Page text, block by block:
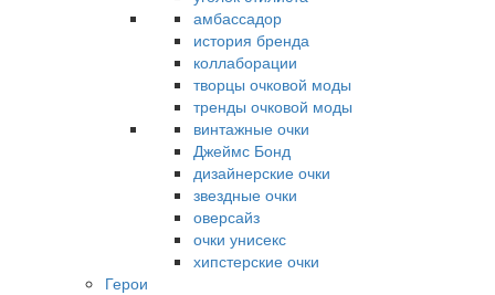
амбассадор
история бренда
коллаборации
творцы очковой моды
тренды очковой моды
винтажные очки
Джеймс Бонд
дизайнерские очки
звездные очки
оверсайз
очки унисекс
хипстерские очки
Герои